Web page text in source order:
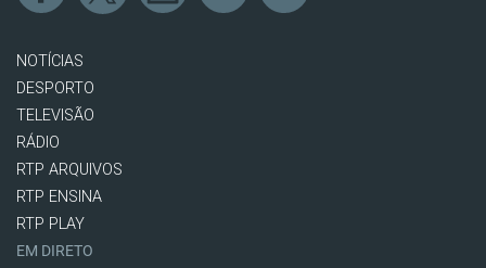
NOTÍCIAS
DESPORTO
TELEVISÃO
RÁDIO
RTP ARQUIVOS
RTP ENSINA
RTP PLAY
EM DIRETO